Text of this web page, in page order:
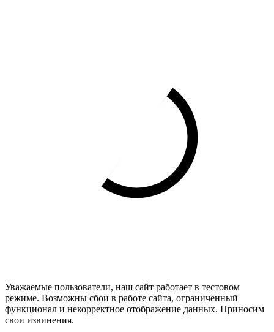
Уважаемые пользователи, наш сайт работает в тестовом
режиме. Возможны сбои в работе сайта, ограниченный
функционал и некорректное отображение данных. Приносим
свои извинения.